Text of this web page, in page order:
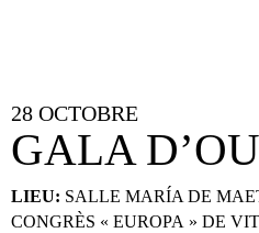
28 OCTOBRE
GALA
LIEU: SALLE MARÍA DE
CONGRÈS « EUROPA » DE